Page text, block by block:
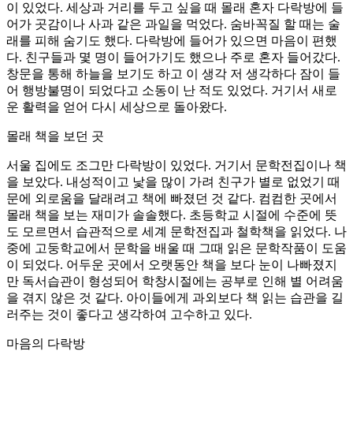
이 있었다. 세상과 거리를 두고 싶을 때 몰래 혼자 다락방에 들
어가 곳감이나 사과 같은 과일을 먹었다. 숨바꼭질 할 때는 술
래를 피해 숨기도 했다. 다락방에 들어가 있으면 마음이 편했
다. 친구들과 몇 명이 들어가기도 했으나 주로 혼자 들어갔다.
창문을 통해 하늘을 보기도 하고 이 생각 저 생각하다 잠이 들
어 행방불명이 되었다고 소동이 난 적도 있었다. 거기서 새로
운 활력을 얻어 다시 세상으로 돌아왔다.
몰래 책을 보던 곳
서울 집에도 조그만 다락방이 있었다. 거기서 문학전집이나 책
을 보았다. 내성적이고 낯을 많이 가려 친구가 별로 없었기 때
문에 외로움을 달래려고 책에 빠졌던 것 같다. 컴컴한 곳에서
몰래 책을 보는 재미가 솔솔했다. 초등학교 시절에 수준에 뜻
도 모르면서 습관적으로 세계 문학전집과 철학책을 읽었다. 나
중에 고둥학교에서 문학을 배울 때 그때 읽은 문학작품이 도움
이 되었다. 어두운 곳에서 오랫동안 책을 보다 눈이 나빠졌지
만 독서습관이 형성되어 학창시절에는 공부로 인해 별 어려움
을 겪지 않은 것 같다. 아이들에게 과외보다 책 읽는 습관을 길
러주는 것이 좋다고 생각하여 고수하고 있다.
마음의 다락방